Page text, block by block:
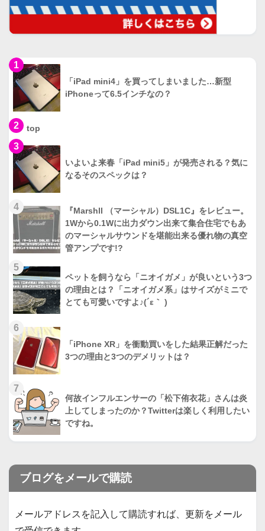
1
「iPad mini4」を買ってしまいました…新型
iPhoneって6.5インチなの？
2 top
3
いよいよ来春「iPad mini5」が発売される？気に
なるそのスペックは？
4
『Marshll （マーシャル）DSL1C』をレビュー。
1Wから0.1Wに出力ダウン出来て集合住宅でもあ
のマーシャルサウンドを堪能出来る優れ物の真空
管アンプです!?
5
ペットを飼うなら「ニオイガメ」が良いという3つ
の理由とは？「ニオイガメ系」はサイズがミニで
とても可愛いですよ♪(´ε｀ )
6
「iPhone XR」を衝動買いをした結果正解だった
3つの理由と3つのデメリットは？
7
何故インフルエンサーの「松下侑衣花」さんは炎
上してしまったのか？Twitterは楽しく利用したい
ですね。
ブログをメールで購読
メールアドレスを記入して購読すれば、更新をメール